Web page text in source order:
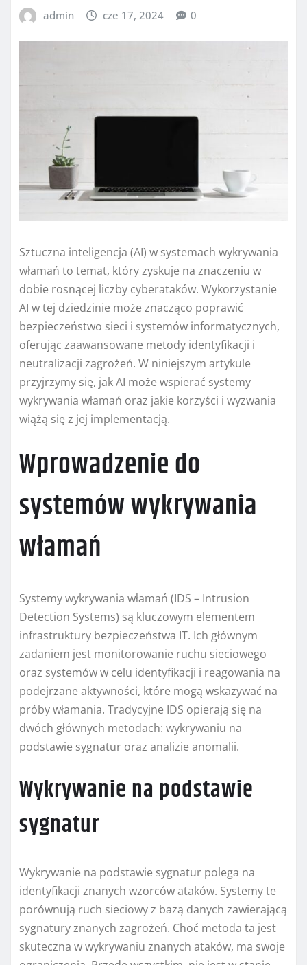
admin cze 17, 2024 0
Sztuczna inteligencja (AI) w systemach wykrywania
włamań to temat, który zyskuje na znaczeniu w
dobie rosnącej liczby cyberataków. Wykorzystanie
AI w tej dziedzinie może znacząco poprawić
bezpieczeństwo sieci i systemów informatycznych,
oferując zaawansowane metody identyfikacji i
neutralizacji zagrożeń. W niniejszym artykule
przyjrzymy się, jak AI może wspierać systemy
wykrywania włamań oraz jakie korzyści i wyzwania
wiążą się z jej implementacją.
Wprowadzenie do
systemów wykrywania
włamań
Systemy wykrywania włamań (IDS – Intrusion
Detection Systems) są kluczowym elementem
infrastruktury bezpieczeństwa IT. Ich głównym
zadaniem jest monitorowanie ruchu sieciowego
oraz systemów w celu identyfikacji i reagowania na
podejrzane aktywności, które mogą wskazywać na
próby włamania. Tradycyjne IDS opierają się na
dwóch głównych metodach: wykrywaniu na
podstawie sygnatur oraz analizie anomalii.
Wykrywanie na podstawie
sygnatur
Wykrywanie na podstawie sygnatur polega na
identyfikacji znanych wzorców ataków. Systemy te
porównują ruch sieciowy z bazą danych zawierającą
sygnatury znanych zagrożeń. Choć metoda ta jest
skuteczna w wykrywaniu znanych ataków, ma swoje